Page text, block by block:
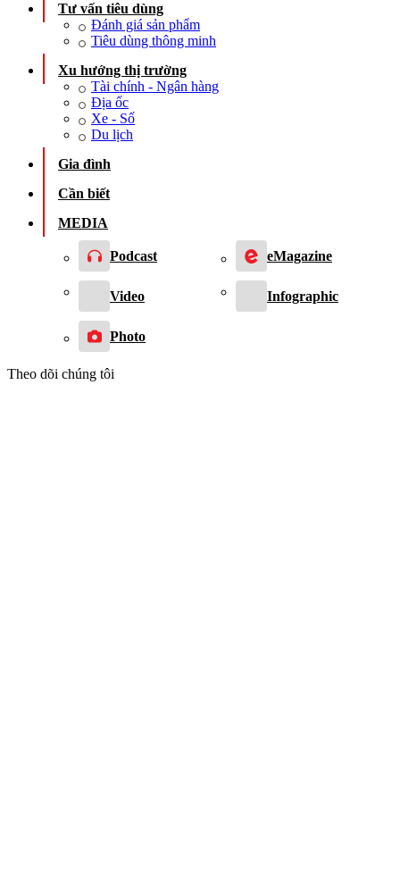
Tư vấn tiêu dùng
Đánh giá sản phẩm
Tiêu dùng thông minh
Xu hướng thị trường
Tài chính - Ngân hàng
Địa ốc
Xe - Số
Du lịch
Gia đình
Cần biết
MEDIA
Podcast eMagazine
Video Infographic
Photo
Theo dõi chúng tôi